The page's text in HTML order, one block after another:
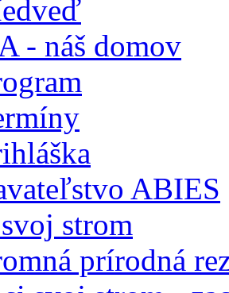
- náš domov
ABIES
strom
prírodná